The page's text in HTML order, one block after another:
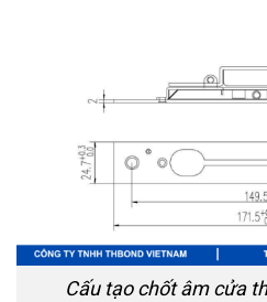
Cấu tạo chốt âm cửa